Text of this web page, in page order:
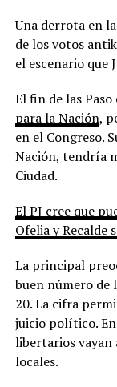
Una derrota en
de los votos
el escenario que
El fin de las
para la Nación,
en el Congreso.
Nación, tendría
Ciudad.
El PJ cree que
Ofelia y Recalde
La principal
buen número de
20. La cifra
juicio político. En
libertarios vayan
locales.